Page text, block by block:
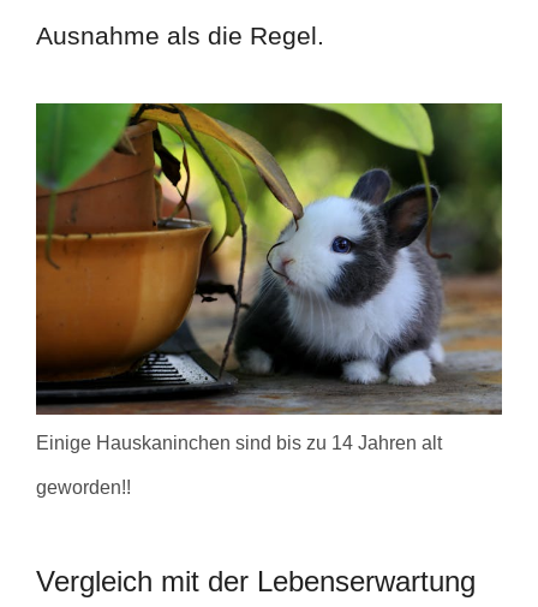
Ausnahme als die Regel.
Einige Hauskaninchen sind bis zu 14 Jahren alt
geworden!!
Vergleich mit der Lebenserwartung